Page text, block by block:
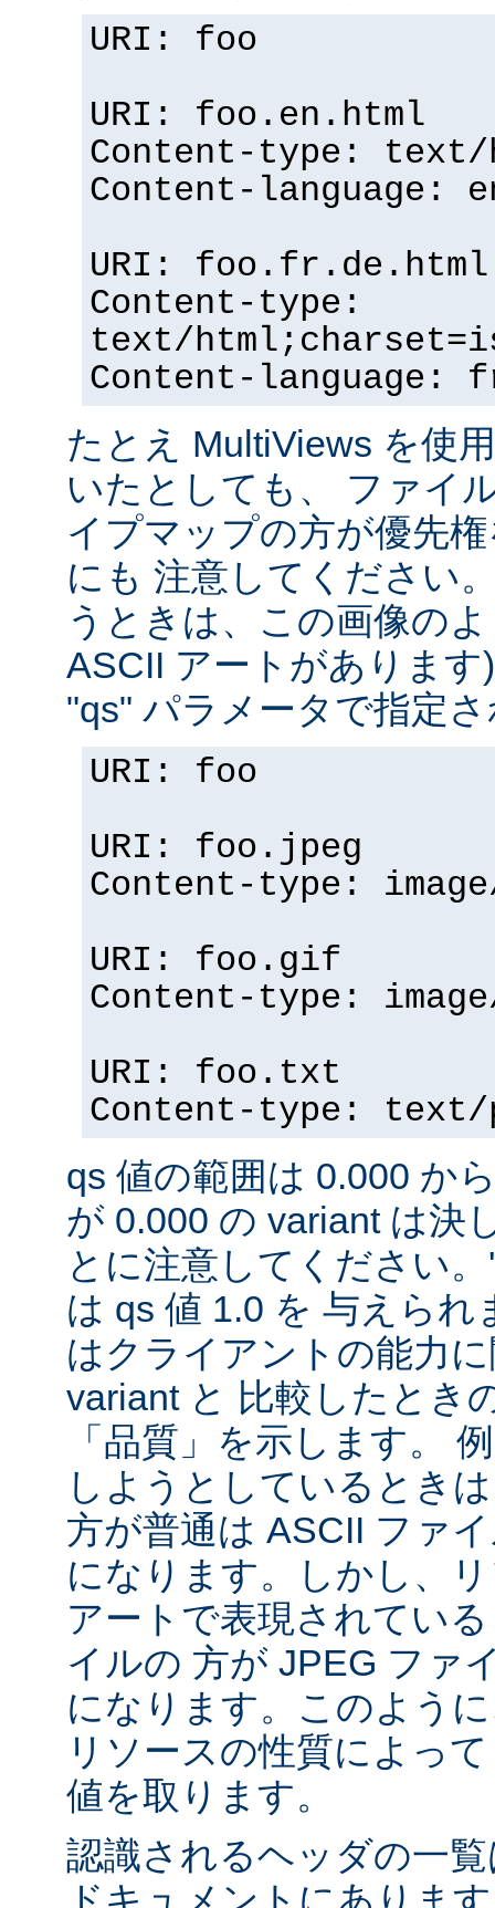
URI: foo
URI: foo.en.html
Content-type: text/
Content-language:
URI: foo.fr.de.html
Content-type:
text/
Content-language:
たとえ MultiViews を使
いたとしても、 ファイ
イプマップの方が優先
にも 注意してください
うときは、この画像の
ASCII アートがありま
"qs" パラメータで指定
URI: foo
URI: foo.jpeg
Content-type:
URI: foo.gif
Content-type:
URI: foo.txt
Content-type:
qs 値の範囲は 0.000 か
が 0.000 の variant は決
とに注意してください
は qs 値 1.0 を 与えら
はクライアントの能力
variant と 比較したとき
「品質」を示します。
しようとしているとき
方が普通は ASCII ファ
になります。しかし、
アートで表現されてい
イルの 方が JPEG ファ
になります。このよう
リソースの性質によっ
値を取ります。
認識されるヘッダの一
ドキュメントにありま